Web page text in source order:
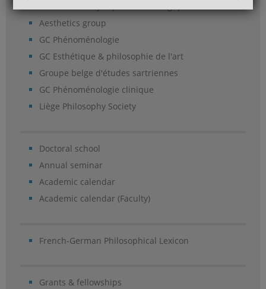
Aesthetics group
GC Phénoménologie
GC Esthétique & philosophie de l'art
Groupe belge d'études sartriennes
GC Phénoménologie clinique
Liège Philosophy Society
Doctoral school
Annual seminar
Academic calendar
Academic calendar (Faculty)
French-German Philosophical Lexicon
Grants & fellowships